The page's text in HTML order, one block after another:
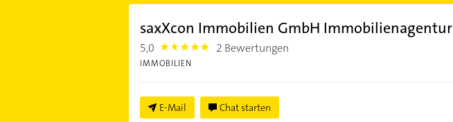
saxXcon Immobilien GmbH Immobilienagentur
5,0 5.0 2 Bewertungen
IMMOBILIEN
E-Mail Chat starten